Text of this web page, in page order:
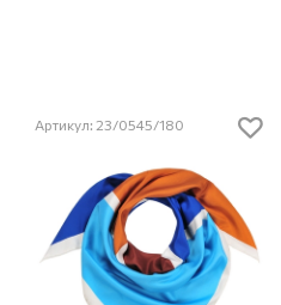
Артикул: 23/0545/180